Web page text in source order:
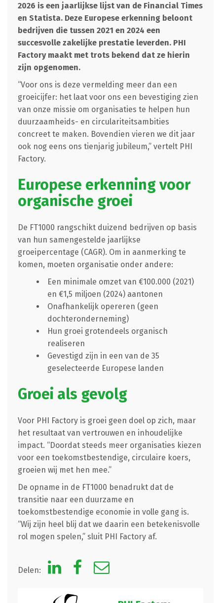
2026 is een jaarlijkse lijst van de Financial Times
en Statista. Deze Europese erkenning beloont
bedrijven die tussen 2021 en 2024 een
succesvolle zakelijke prestatie leverden. PHI
Factory maakt met trots bekend dat ze hierin
zijn opgenomen.
“Voor ons is deze vermelding meer dan een
groeicijfer: het laat voor ons een bevestiging zien
van onze missie om organisaties te helpen hun
duurzaamheids- en circulariteitsambities
concreet te maken. Bovendien vieren we dit jaar
ook nog eens ons tienjarig jubileum,” vertelt PHI
Factory.
Europese erkenning voor
organische groei
De FT1000 rangschikt duizend bedrijven op basis
van hun samengestelde jaarlijkse
groeipercentage (CAGR). Om in aanmerking te
komen, moeten organisatie onder andere:
Een minimale omzet van €100.000 (2021)
en €1,5 miljoen (2024) aantonen
Onafhankelijk opereren (geen
dochteronderneming)
Hun groei grotendeels organisch
realiseren
Gevestigd zijn in een van de 35
geselecteerde Europese landen
Groei als gevolg
Voor PHI Factory is groei geen doel op zich, maar
het resultaat van vertrouwen en inhoudelijke
impact. “Doordat steeds meer organisaties kiezen
voor een toekomstbestendige, circulaire koers,
groeien wij met hen mee.”
De opname in de FT1000 benadrukt dat de
transitie naar een duurzame en
toekomstbestendige economie in volle gang is.
“Wij zijn heel blij dat we daarin een betekenisvolle
rol mogen spelen,” sluit PHI Factory af.
Delen: